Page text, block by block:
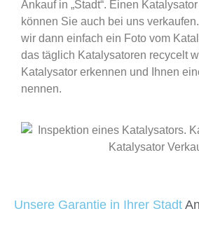
Ankauf in „Stadt“. Einen
können Sie auch bei uns
wir dann einfach ein Foto vom
das täglich Katalysatoren recycelt
Katalysator erkennen und Ihnen
nennen.
Unsere Garantie in Ihrer Stadt